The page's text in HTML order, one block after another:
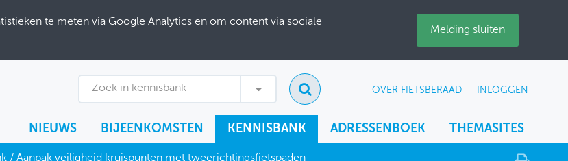
te meten via Google Analytics en om content via sociale
Melding sluiten
Zoek in kennisbank OVER FIETSBERAAD INLOGGEN
NIEUWS BIJEENKOMSTEN KENNISBANK ADRESSENBOEK THEMASITES
/ Aanpak veiligheid kruispunten met tweerichtingsfietspaden